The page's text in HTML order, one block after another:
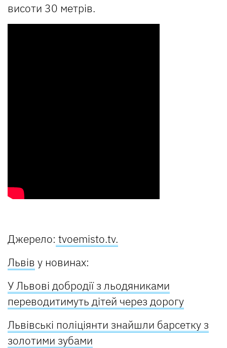
висоти 30 метрів.
Джерело: tvoemisto.tv.
Львів у новинах:
У Львові добродії з льодяниками
переводитимуть дітей через дорогу
Львівські поліціянти знайшли барсетку з
золотими зубами